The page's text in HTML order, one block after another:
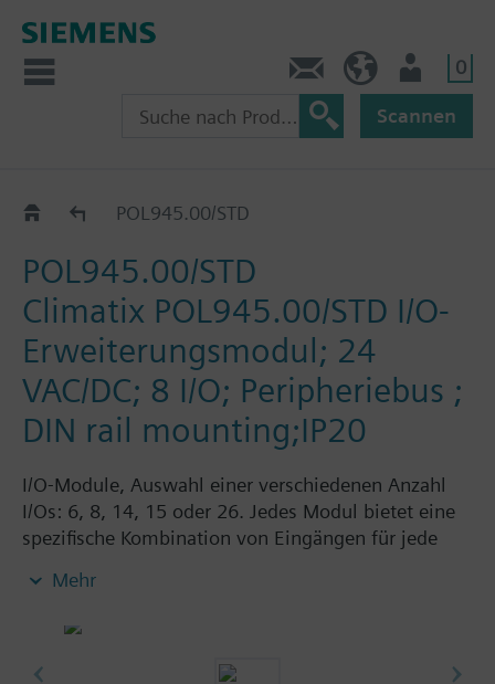
0
Scannen
Erweiterungsmodule
POL945.00/STD
POL945.00/STD
Climatix POL945.00/STD I/O-
Erweiterungsmodul; 24
VAC/DC; 8 I/O; Peripheriebus ;
DIN rail mounting;IP20
I/O-Module, Auswahl einer verschiedenen Anzahl
I/Os: 6, 8, 14, 15 oder 26. Jedes Modul bietet eine
spezifische Kombination von Eingängen für jede
Spannungsversorgung von AC 24 V oder DC 5 V für
Adressierung. Bei Spannungsausfall oder einem
Mehr